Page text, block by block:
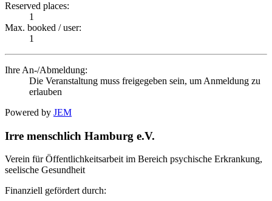
Reserved places:
1
Max. booked / user:
1
Ihre An-/Abmeldung:
Die Veranstaltung muss freigegeben sein, um Anmeldung zu
erlauben
Powered by JEM
Irre menschlich Hamburg e.V.
Verein für Öffentlichkeitsarbeit im Bereich psychische Erkrankung,
seelische Gesundheit
Finanziell gefördert durch: